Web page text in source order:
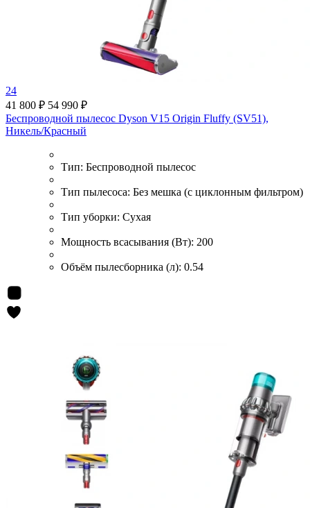
24
41 800 ₽ 54 990 ₽
Беспроводной пылесос Dyson V15 Origin Fluffy (SV51),
Никель/Красный
Тип: Беспроводной пылесос
Тип пылесоса: Без мешка (с циклонным фильтром)
Тип уборки: Сухая
Мощность всасывания (Вт): 200
Объём пылесборника (л): 0.54